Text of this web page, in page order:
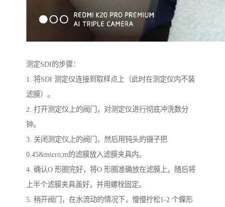
测定SDI的步骤：
1. 将SDI 测定仪连接到取样点上（此时在测定仪内不装
滤膜）。
2. 打开测定仪上的阀门，对测定仪进行彻底冲洗数分
钟。
3. 关闭测定仪上的阀门，然后用钝头的镊子把
0.45&micro;m的滤膜放入滤膜夹具内。
4. 确认O 形圈完好，将O 形圈准确放在滤膜上，随后将
上半个滤膜夹具盖好，并用螺栓固定。
5. 稍开阀门，在水流动的情况下，慢慢拧松1-2 个蝶形